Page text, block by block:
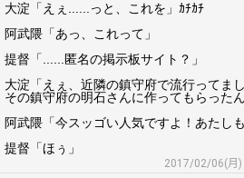
大淀「えぇ......っと、これを」ｶﾁｶﾁ
阿武隈「あっ、これって」
提督「......匿名の掲示板サイト？」
大淀「えぇ、近隣の鎮守府で流行ってま
その鎮守府の明石さんに作ってもらったん
阿武隈「今スッゴい人気ですよ！あたし
提督「ほぅ」
2017/02/06(月)